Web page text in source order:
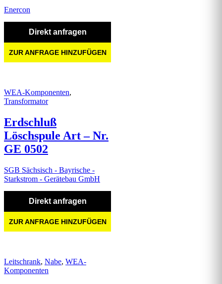
Enercon
Direkt anfragen
ZUR ANFRAGE HINZUFÜGEN
WEA-Komponenten,
Transformator
Erdschluß
Löschspule Art – Nr.
GE 0502
SGB Sächsisch - Bayrische -
Starkstrom - Gerätebau GmbH
Direkt anfragen
ZUR ANFRAGE HINZUFÜGEN
Leitschrank, Nabe, WEA-
Komponenten